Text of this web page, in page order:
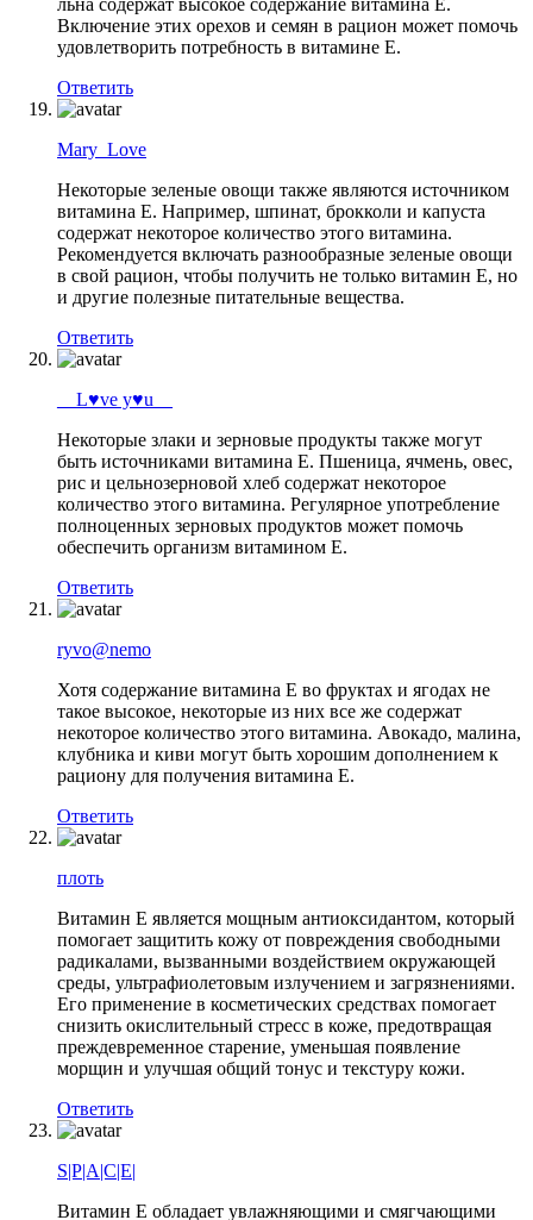
льна содержат высокое содержание витамина Е.
Включение этих орехов и семян в рацион может помочь
удовлетворить потребность в витамине Е.
Ответить
Mary_Love
Некоторые зеленые овощи также являются источником
витамина Е. Например, шпинат, брокколи и капуста
содержат некоторое количество этого витамина.
Рекомендуется включать разнообразные зеленые овощи
в свой рацион, чтобы получить не только витамин Е, но
и другие полезные питательные вещества.
Ответить
__L♥ve y♥u__
Некоторые злаки и зерновые продукты также могут
быть источниками витамина Е. Пшеница, ячмень, овес,
рис и цельнозерновой хлеб содержат некоторое
количество этого витамина. Регулярное употребление
полноценных зерновых продуктов может помочь
обеспечить организм витамином Е.
Ответить
ryvo@nemo
Хотя содержание витамина Е во фруктах и ягодах не
такое высокое, некоторые из них все же содержат
некоторое количество этого витамина. Авокадо, малина,
клубника и киви могут быть хорошим дополнением к
рациону для получения витамина Е.
Ответить
плоть
Витамин Е является мощным антиоксидантом, который
помогает защитить кожу от повреждения свободными
радикалами, вызванными воздействием окружающей
среды, ультрафиолетовым излучением и загрязнениями.
Его применение в косметических средствах помогает
снизить окислительный стресс в коже, предотвращая
преждевременное старение, уменьшая появление
морщин и улучшая общий тонус и текстуру кожи.
Ответить
S|P|A|C|E|
Витамин Е обладает увлажняющими и смягчающими